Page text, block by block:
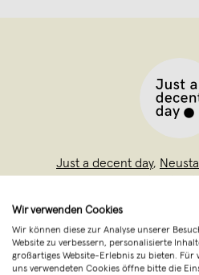
Just a decent day,
Just a decent day
Wellness Label mit
Unser Kerzenstudio
Wir verwenden Cookies
Wir können diese zur Analyse unserer
Website zu verbessern, personalisierte
großartiges Website-Erlebnis zu bieten.
uns verwendeten Cookies öffne bitte die